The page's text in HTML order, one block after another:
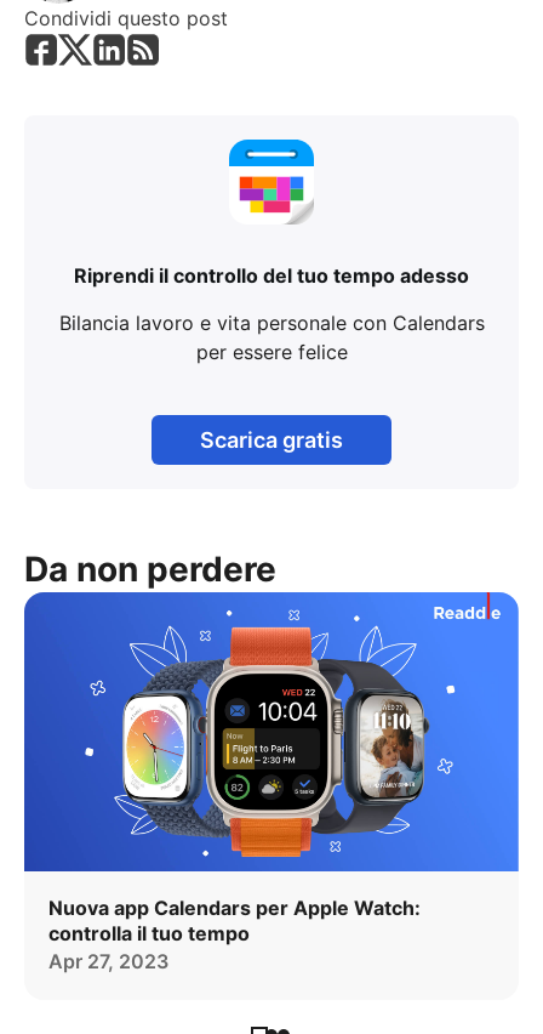
Condividi questo post
Riprendi il controllo del tuo tempo adesso
Bilancia lavoro e vita personale con Calendars
per essere felice
Scarica gratis
Da non perdere
Nuova app Calendars per Apple Watch:
controlla il tuo tempo
Apr 27, 2023